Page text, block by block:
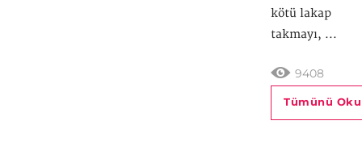
kötü lakap
takmayı, ...
9408
Tümünü Oku